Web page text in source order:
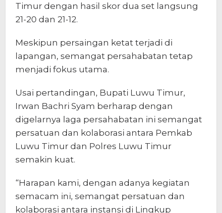
Timur dengan hasil skor dua set langsung
21-20 dan 21-12.
Meskipun persaingan ketat terjadi di
lapangan, semangat persahabatan tetap
menjadi fokus utama.
Usai pertandingan, Bupati Luwu Timur,
Irwan Bachri Syam berharap dengan
digelarnya laga persahabatan ini semangat
persatuan dan kolaborasi antara Pemkab
Luwu Timur dan Polres Luwu Timur
semakin kuat.
“Harapan kami, dengan adanya kegiatan
semacam ini, semangat persatuan dan
kolaborasi antara instansi di Lingkup